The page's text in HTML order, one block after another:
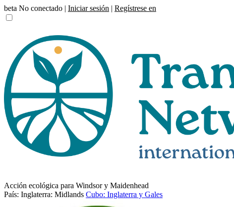
beta No conectado | Iniciar sesión | Regístrese en
Acción ecológica para Windsor y Maidenhead
País: Inglaterra: Midlands Cubo: Inglaterra y Gales